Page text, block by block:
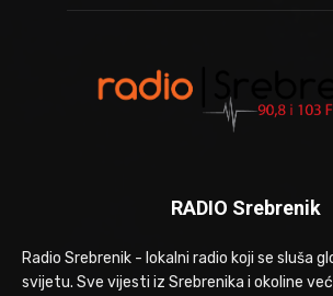
RADIO Srebrenik
Radio Srebrenik - lokalni radio koji se sluša
svijetu. Sve vijesti iz Srebrenika i okoline